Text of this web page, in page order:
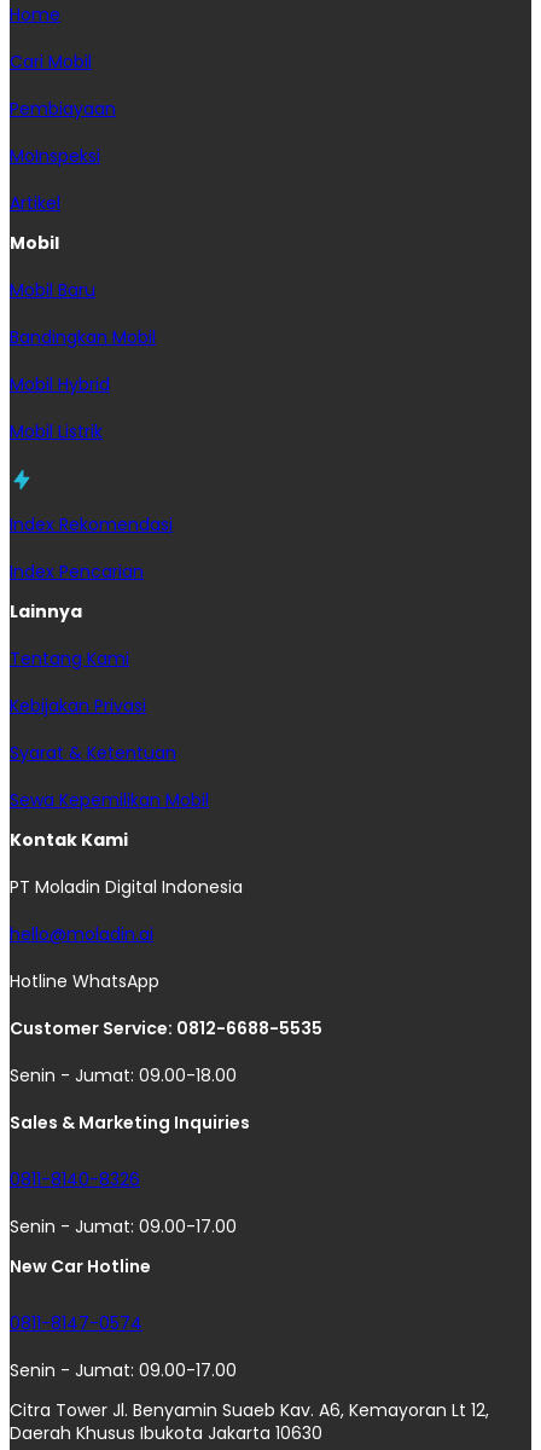
Home
Cari Mobil
Pembiayaan
MoInspeksi
Artikel
Mobil
Mobil Baru
Bandingkan Mobil
Mobil Hybrid
Mobil Listrik
Index Rekomendasi
Index Pencarian
Lainnya
Tentang Kami
Kebijakan Privasi
Syarat & Ketentuan
Sewa Kepemilikan Mobil
Kontak Kami
PT Moladin Digital Indonesia
hello@moladin.ai
Hotline WhatsApp
Customer Service: 0812-6688-5535
Senin - Jumat: 09.00-18.00
Sales & Marketing Inquiries
0811-8140-8326
Senin - Jumat: 09.00-17.00
New Car Hotline
0811-8147-0574
Senin - Jumat: 09.00-17.00
Citra Tower Jl. Benyamin Suaeb Kav. A6, Kemayoran Lt 12,
Daerah Khusus Ibukota Jakarta 10630